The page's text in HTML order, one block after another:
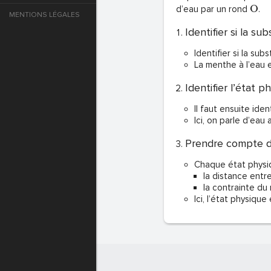
d’eau par un rond O.
Identifier si la
Identifier si la
La menthe à
Identifier l’état
Il faut ensuite
Ici, on parle
Prendre compte
Chaque état
la distance
la contrainte du
Ici, l’état
MENTIONS LÉGALES